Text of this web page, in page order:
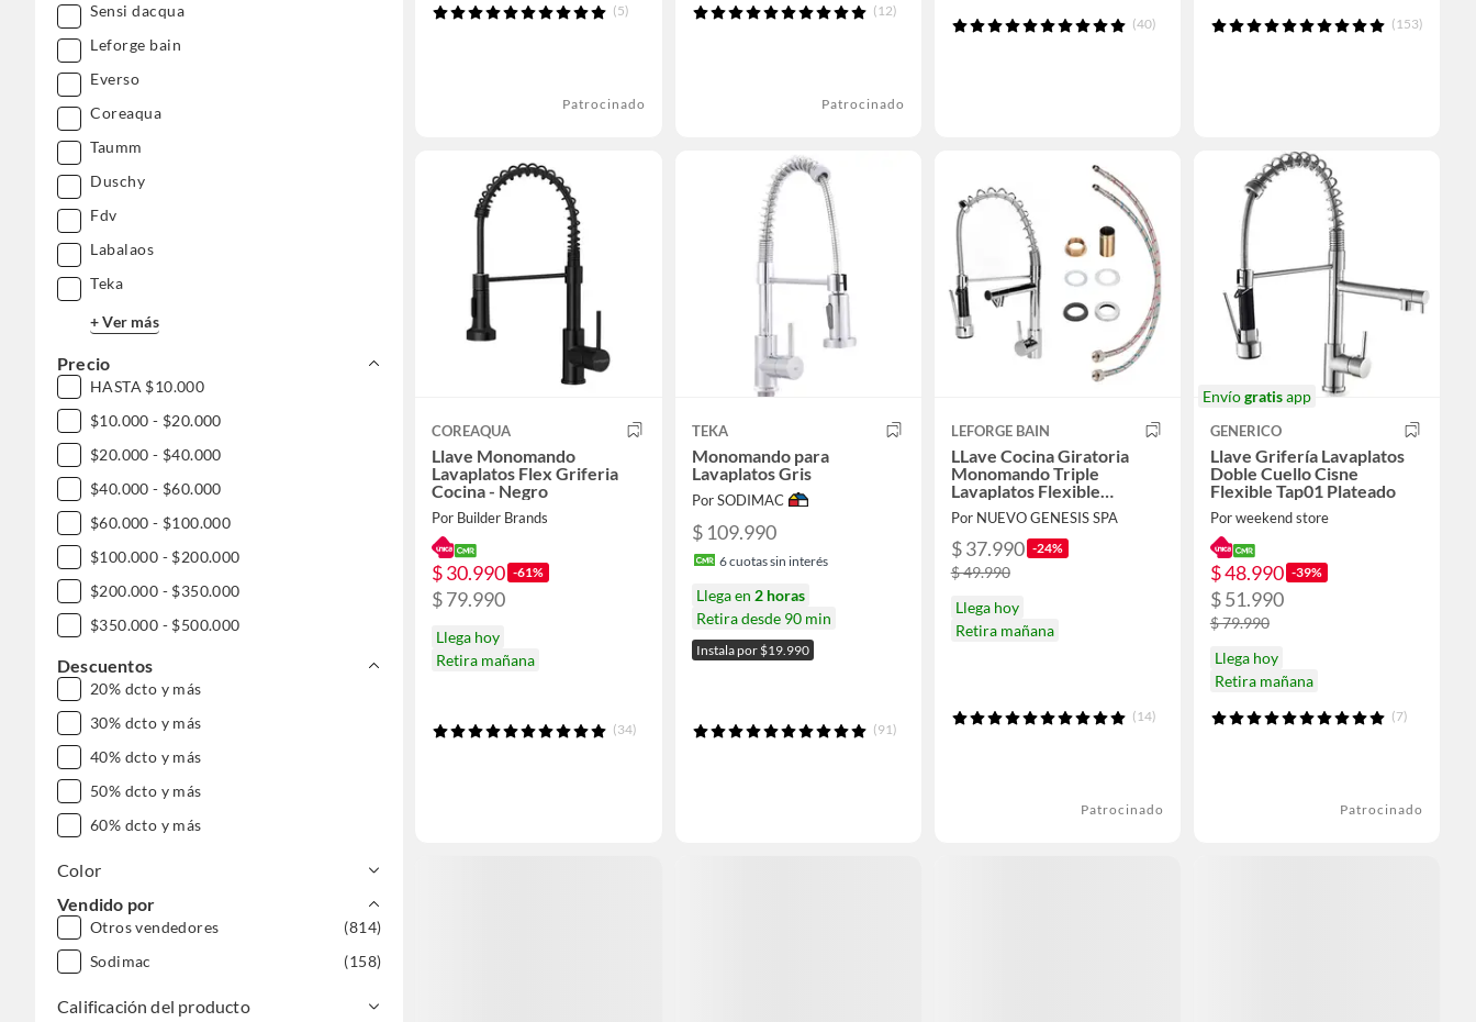
Sensi dacqua
Leforge bain
Everso
Coreaqua
Taumm
Duschy
Fdv
Labalaos
Teka
+ Ver más
Precio
HASTA $10.000
$10.000 - $20.000
$20.000 - $40.000
$40.000 - $60.000
$60.000 - $100.000
$100.000 - $200.000
$200.000 - $350.000
$350.000 - $500.000
$500.000 - $1.000.000
Descuentos
20% dcto y más
30% dcto y más
40% dcto y más
50% dcto y más
60% dcto y más
Color
Vendido por
Otros vendedores
(814)
Sodimac
(158)
Calificación del producto
(5)
Patrocinado
(12)
Patrocinado
(40) (153)
COREAQUA
Llave Monomando
Lavaplatos Flex Griferia
Cocina - Negro
Por Builder Brands
$ 30.990 -61%
$ 79.990
Llega hoy
Retira mañana
(34)
TEKA
Monomando para
Lavaplatos Gris
Por SODIMAC
$ 109.990
6cuotas sin interés
Llega en 2 horas
Retira desde 90 min
Instala por $19.990
(91)
LEFORGE BAIN
LLave Cocina Giratoria
Monomando Triple
Lavaplatos Flexible
Plateado
Por NUEVO GENESIS SPA
$ 37.990 -24%
$ 49.990
Llega hoy
Retira mañana
(14)
Patrocinado
Envíogratisapp
GENERICO
Llave Grifería Lavaplatos
Doble Cuello Cisne
Flexible Tap01 Plateado
Por weekend store
$ 48.990 -39%
$ 51.990
$ 79.990
Llega hoy
Retira mañana
(7)
Patrocinado